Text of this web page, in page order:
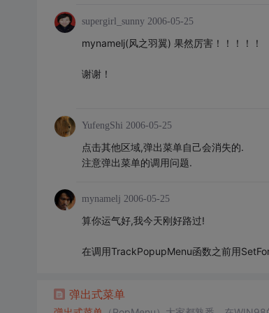
supergirl_sunny 2006-05-25
mynamelj(风之羽翼) 果然厉害！！！！！
谢谢！
YufengShi 2006-05-25
点击其他区域,弹出菜单自己会消失的.
注意弹出菜单的调用问题.
mynamelj 2006-05-25
算你运气好,我今天刚好路过!
在调用TrackPopupMenu函数之前用
弹出式菜单